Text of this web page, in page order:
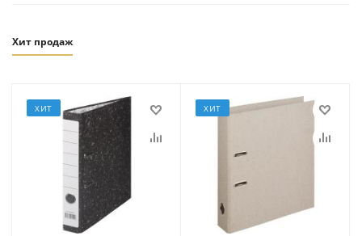
Хит продаж
ХИТ ХИТ